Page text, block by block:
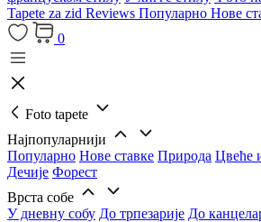
Tapete za zid Reviews Популарно Нове
0
Foto tapete
Најпопуларнији
Популарно Нове ставке Природа Цвеће
Дечије Форест
Врста собе
У дневну собу До трпезарије До